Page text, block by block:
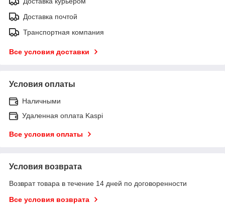
Доставка почтой
Транспортная компания
Все условия доставки
Условия оплаты
Наличными
Удаленная оплата Kaspi
Все условия оплаты
Условия возврата
Возврат товара в течение 14 дней по договоренности
Все условия возврата